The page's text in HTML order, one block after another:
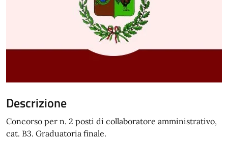
Descrizione
Concorso per n. 2 posti di collaboratore amministrativo,
cat. B3. Graduatoria finale.